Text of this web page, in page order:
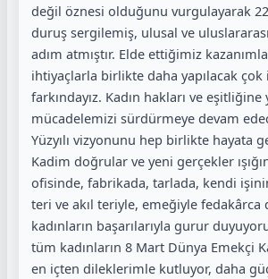
değil öznesi olduğunu vurgulayarak 22
duruş sergilemiş, ulusal ve
adım atmıştır. Elde ettiğimiz
ihtiyaçlarla birlikte daha yapılacak
farkındayız. Kadın hakları ve eşitliğine
mücadelemizi sürdürmeye devam
Yüzyılı vizyonunu hep birlikte hayata
Kadim doğrular ve yeni gerçekler
ofisinde, fabrikada, tarlada, kendi
teri ve akıl teriyle, emeğiyle fedakârca
kadınların başarılarıyla gurur
tüm kadınların 8 Mart Dünya Emekçi
en içten dileklerimle kutluyor, daha